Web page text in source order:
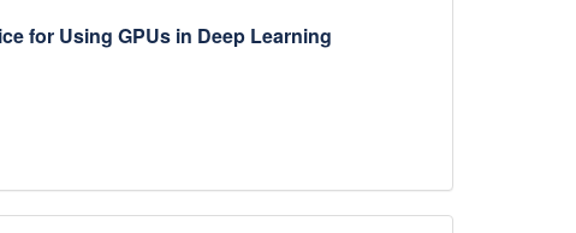
for Using GPUs in Deep Learning